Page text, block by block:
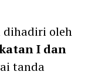
dihadiri oleh
I dan
tanda